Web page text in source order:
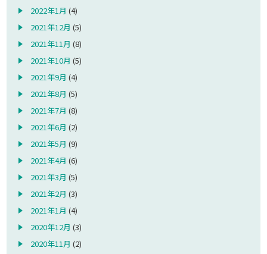
2022年1月 (4)
2021年12月 (5)
2021年11月 (8)
2021年10月 (5)
2021年9月 (4)
2021年8月 (5)
2021年7月 (8)
2021年6月 (2)
2021年5月 (9)
2021年4月 (6)
2021年3月 (5)
2021年2月 (3)
2021年1月 (4)
2020年12月 (3)
2020年11月 (2)